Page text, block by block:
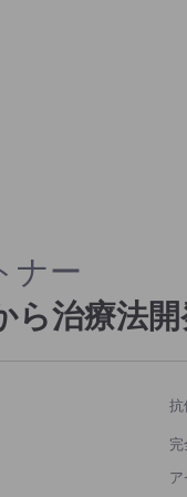
ナー
ら治療法